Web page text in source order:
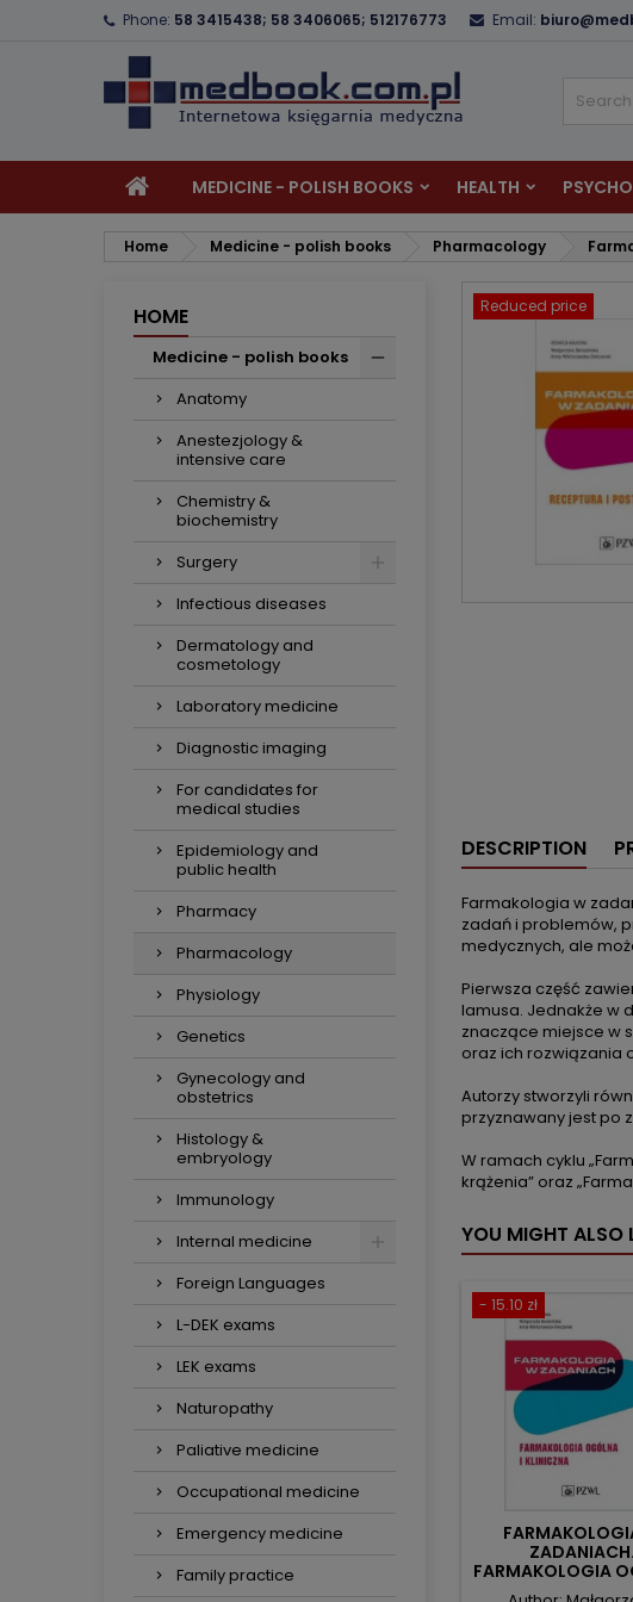
Phone: 58 3415438; 58 3406065; 512176773 Email:
MEDICINE - POLISH BOOKS HEALTH
Home Medicine - polish books Pharmacology
HOME
Medicine - polish books
Anatomy
Anestezjology &
intensive care
Chemistry &
biochemistry
Surgery
Infectious diseases
Dermatology and
cosmetology
Laboratory medicine
Diagnostic imaging
For candidates for
medical studies
Epidemiology and
public health
Pharmacy
Pharmacology
Physiology
Genetics
Gynecology and
obstetrics
Histology &
embryology
Immunology
Internal medicine
Foreign Languages
L-DEK exams
LEK exams
Naturopathy
Paliative medicine
Occupational medicine
Emergency medicine
Family practice
Reduced price
DESCRIPTION
Farmakologia w
zadań i problemów,
medycznych, ale
Pierwsza część
lamusa. Jednakże w
znaczące miejsce w
oraz ich rozwiązania
Autorzy stworzyli
przyznawany jest po
W ramach cyklu
krążenia” oraz
YOU MIGHT ALSO
- 15.10 zł
ZADANIACH.
FARMAKOLOGIA
I KLINICZNA.
You need to